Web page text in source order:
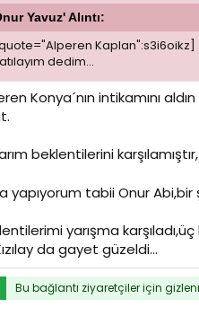
Yavuz' Alıntı:
dedim...
Konya´nın intikamını
beklentilerini
yapıyorum tabii Onur
yarışma
da gayet güzeldi...
Bu bağlantı ziyaretçiler için